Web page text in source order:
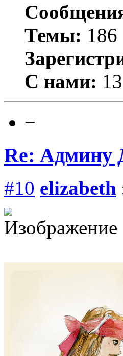
Темы: 186
С нами:
−
Re: Админу
#10 elizabeth